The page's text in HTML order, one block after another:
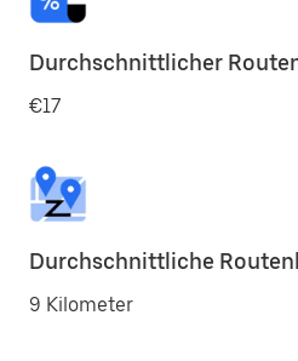
Durchschnittlicher
€17
Durchschnittliche
9 Kilometer